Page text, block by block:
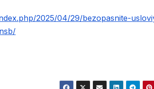
2025/04/29/bezopasnite-